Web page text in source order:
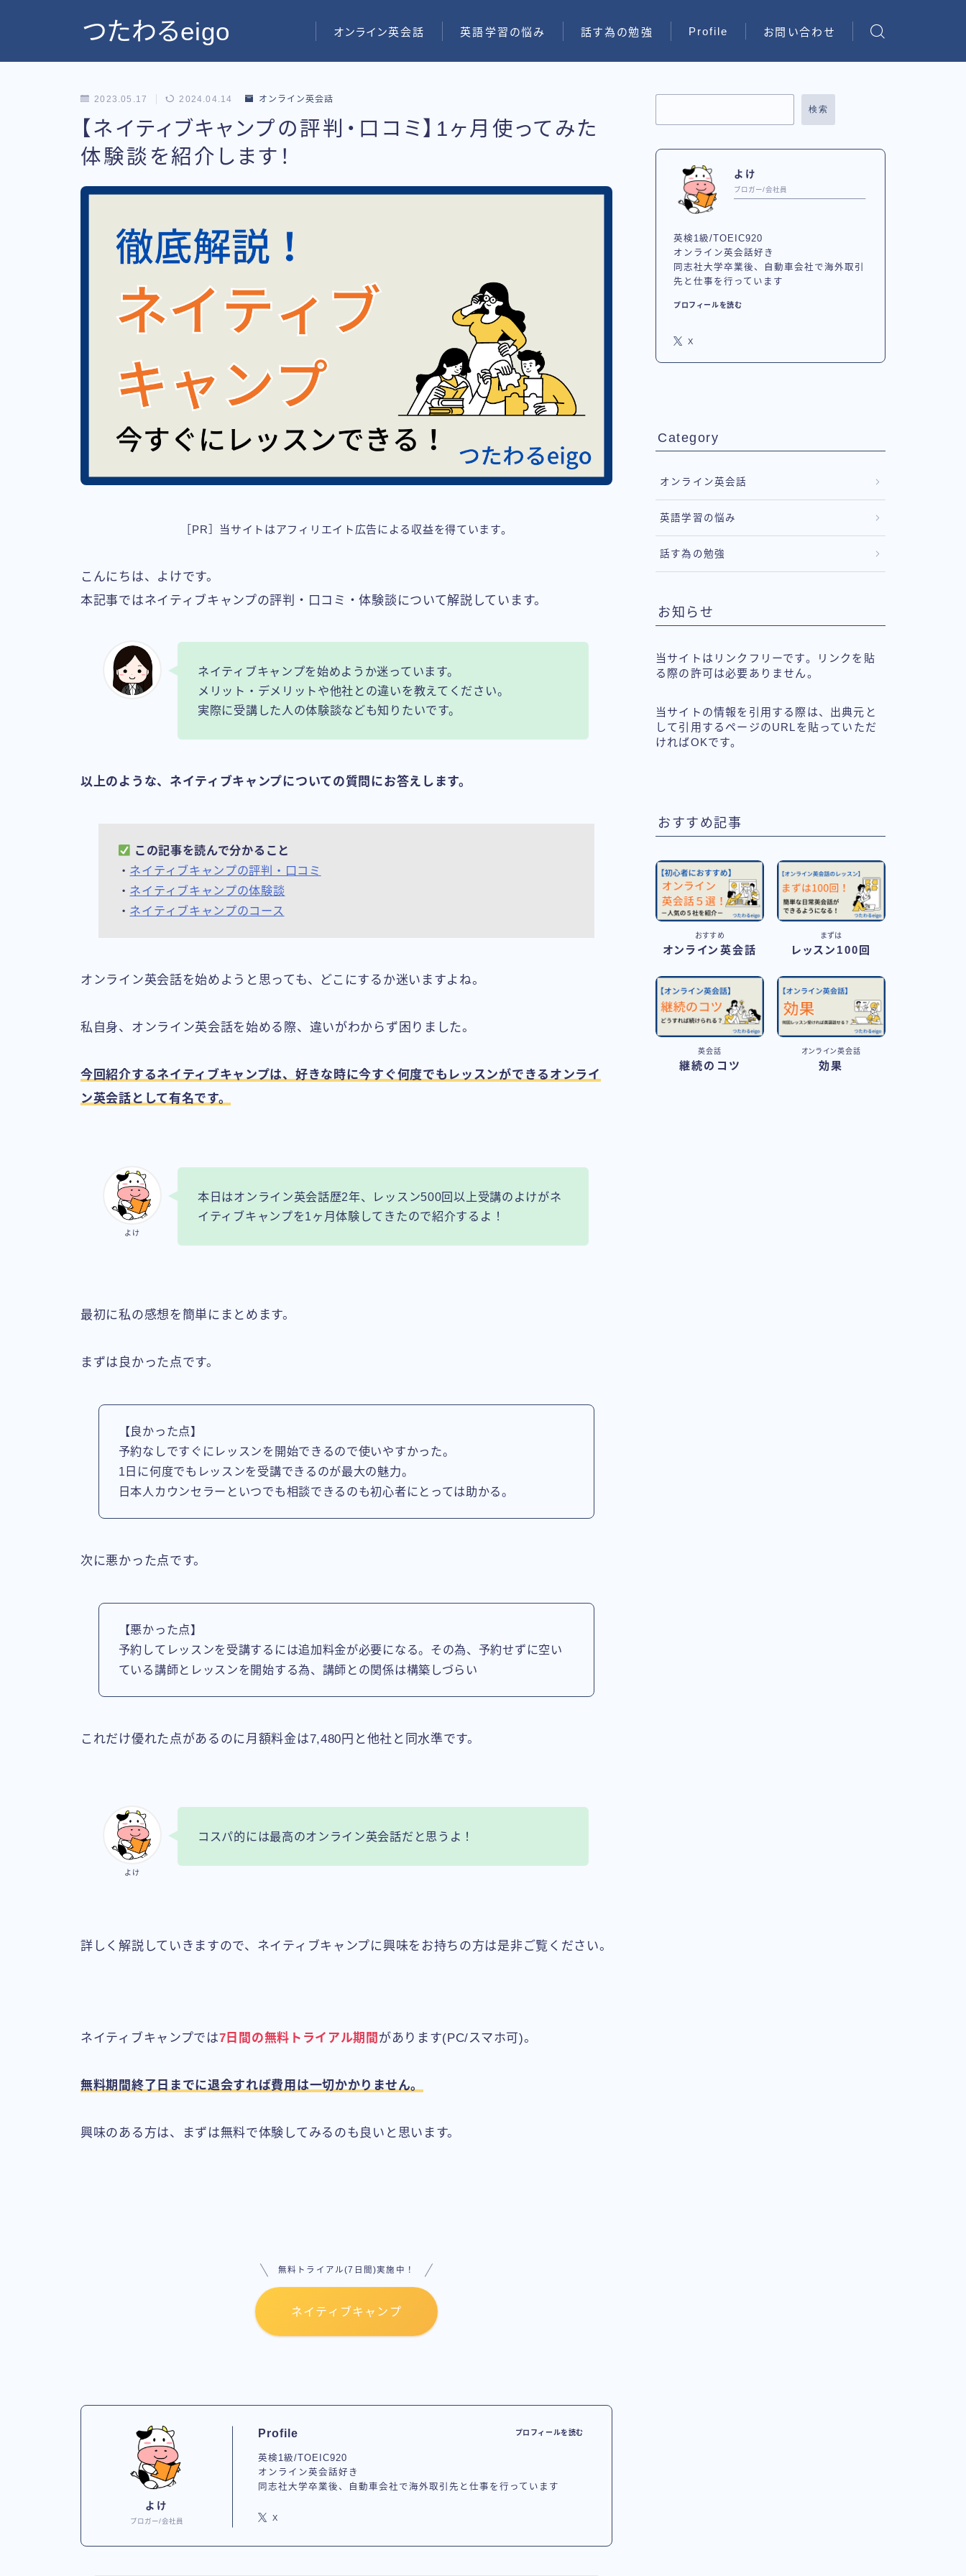
つたわるeigo オンライン英会話 英語学習の悩み 話す為の勉強 Profile お問い合わせ
2023.05.17 2024.04.14 オンライン英会話
【ネイティブキャンプの評判・口コミ】1ヶ月使ってみた
体験談を紹介します！
［PR］当サイトはアフィリエイト広告による収益を得ています。
こんにちは、よけです。
本記事ではネイティブキャンプの評判・口コミ・体験談について解説しています。
ネイティブキャンプを始めようか迷っています。
メリット・デメリットや他社との違いを教えてください。
実際に受講した人の体験談なども知りたいです。
以上のような、ネイティブキャンプについての質問にお答えします。
この記事を読んで分かること
・ ネイティブキャンプの評判・口コミ
・ ネイティブキャンプの体験談
・ ネイティブキャンプのコース
オンライン英会話を始めようと思っても、どこにするか迷いますよね。
私自身、オンライン英会話を始める際、違いがわからず困りました。
今回紹介するネイティブキャンプは、好きな時に今すぐ何度でもレッスンができるオンライ
ン英会話として有名です。
よけ
本日はオンライン英会話歴2年、レッスン500回以上受講のよけがネ
イティブキャンプを1ヶ月体験してきたので紹介するよ！
最初に私の感想を簡単にまとめます。
まずは良かった点です。
【良かった点】
予約なしですぐにレッスンを開始できるので使いやすかった。
1日に何度でもレッスンを受講できるのが最大の魅力。
日本人カウンセラーといつでも相談できるのも初心者にとっては助かる。
次に悪かった点です。
【悪かった点】
予約してレッスンを受講するには追加料金が必要になる。その為、予約せずに空い
ている講師とレッスンを開始する為、講師との関係は構築しづらい
これだけ優れた点があるのに月額料金は7,480円と他社と同水準です。
よけ
コスパ的には最高のオンライン英会話だと思うよ！
詳しく解説していきますので、ネイティブキャンプに興味をお持ちの方は是非ご覧ください。
ネイティブキャンプでは7日間の無料トライアル期間 があります(PC/スマホ可)。
無料期間終了日までに退会すれば費用は一切かかりません。
興味のある方は、まずは無料で体験してみるのも良いと思います。
無料トライアル(7日間)実施中！
ネイティブキャンプ
よけ
ブロガー/会社員
Profile
英検1級/TOEIC920
オンライン英会話好き
同志社大学卒業後、自動車会社で海外取引先と仕事を行っています
プロフィールを読む
X
検索
よけ
ブロガー/会社員
英検1級/TOEIC920
オンライン英会話好き
同志社大学卒業後、自動車会社で海外取引
先と仕事を行っています
プロフィールを読む
X
Category
オンライン英会話
英語学習の悩み
話す為の勉強
お知らせ
当サイトはリンクフリーです。リンクを貼
る際の許可は必要ありません。
当サイトの情報を引用する際は、出典元と
して引用するページのURLを貼っていただ
ければOKです。
おすすめ記事
おすすめ
オンライン英会話
まずは
レッスン100回
英会話
継続のコツ
オンライン英会話
効果